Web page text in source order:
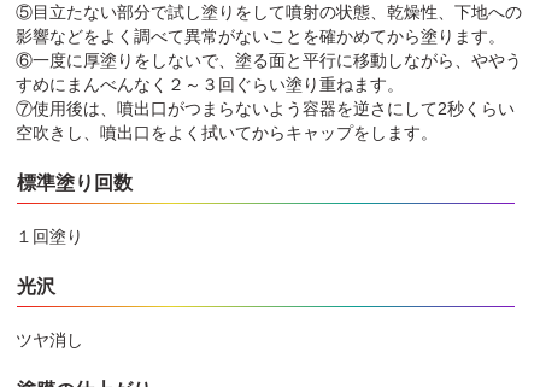
⑤目立たない部分で試し塗りをして噴射の状態、乾燥性、下地への
影響などをよく調べて異常がないことを確かめてから塗ります。
⑥一度に厚塗りをしないで、塗る面と平行に移動しながら、ややう
すめにまんべんなく２～３回ぐらい塗り重ねます。
⑦使用後は、噴出口がつまらないよう容器を逆さにして2秒くらい
空吹きし、噴出口をよく拭いてからキャップをします。
標準塗り回数
１回塗り
光沢
ツヤ消し